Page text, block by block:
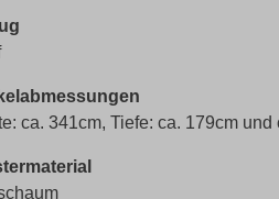
ca. 341cm, Tiefe: ca. 179cm und